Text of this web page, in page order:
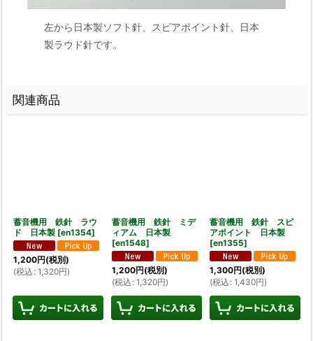
左から日本製ソフト針、スピアポイント針、日本
製ラウド針です。
関連商品
蓄音機用 鉄針 ラウ
ド 日本製 [en1354]
1,200円(税別)
(税込 : 1,320円)
蓄音機用 鉄針 ミデ
ィアム 日本製
[en1548]
1,200円(税別)
(税込 : 1,320円)
蓄音機用 鉄針 スピ
アポイント 日本製
[en1355]
1,300円(税別)
(税込 : 1,430円)